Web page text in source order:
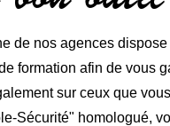
de nos agences
formation afin de vous
sur ceux que
Sécurité" homologué,